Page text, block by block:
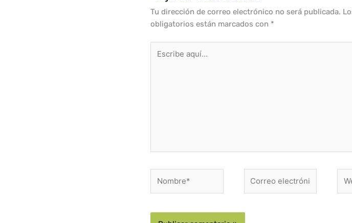
Tu dirección de correo electrónico no será publicada.
obligatorios están marcados con *
aquí...
electrónico*